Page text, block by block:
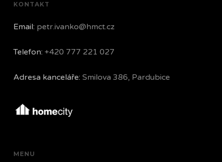
KONTAKT
Email: petr.ivanko@hmct.cz
Telefon: +420 777 221 027
Adresa kanceláře: Smilova 386, Pardubice
MENU